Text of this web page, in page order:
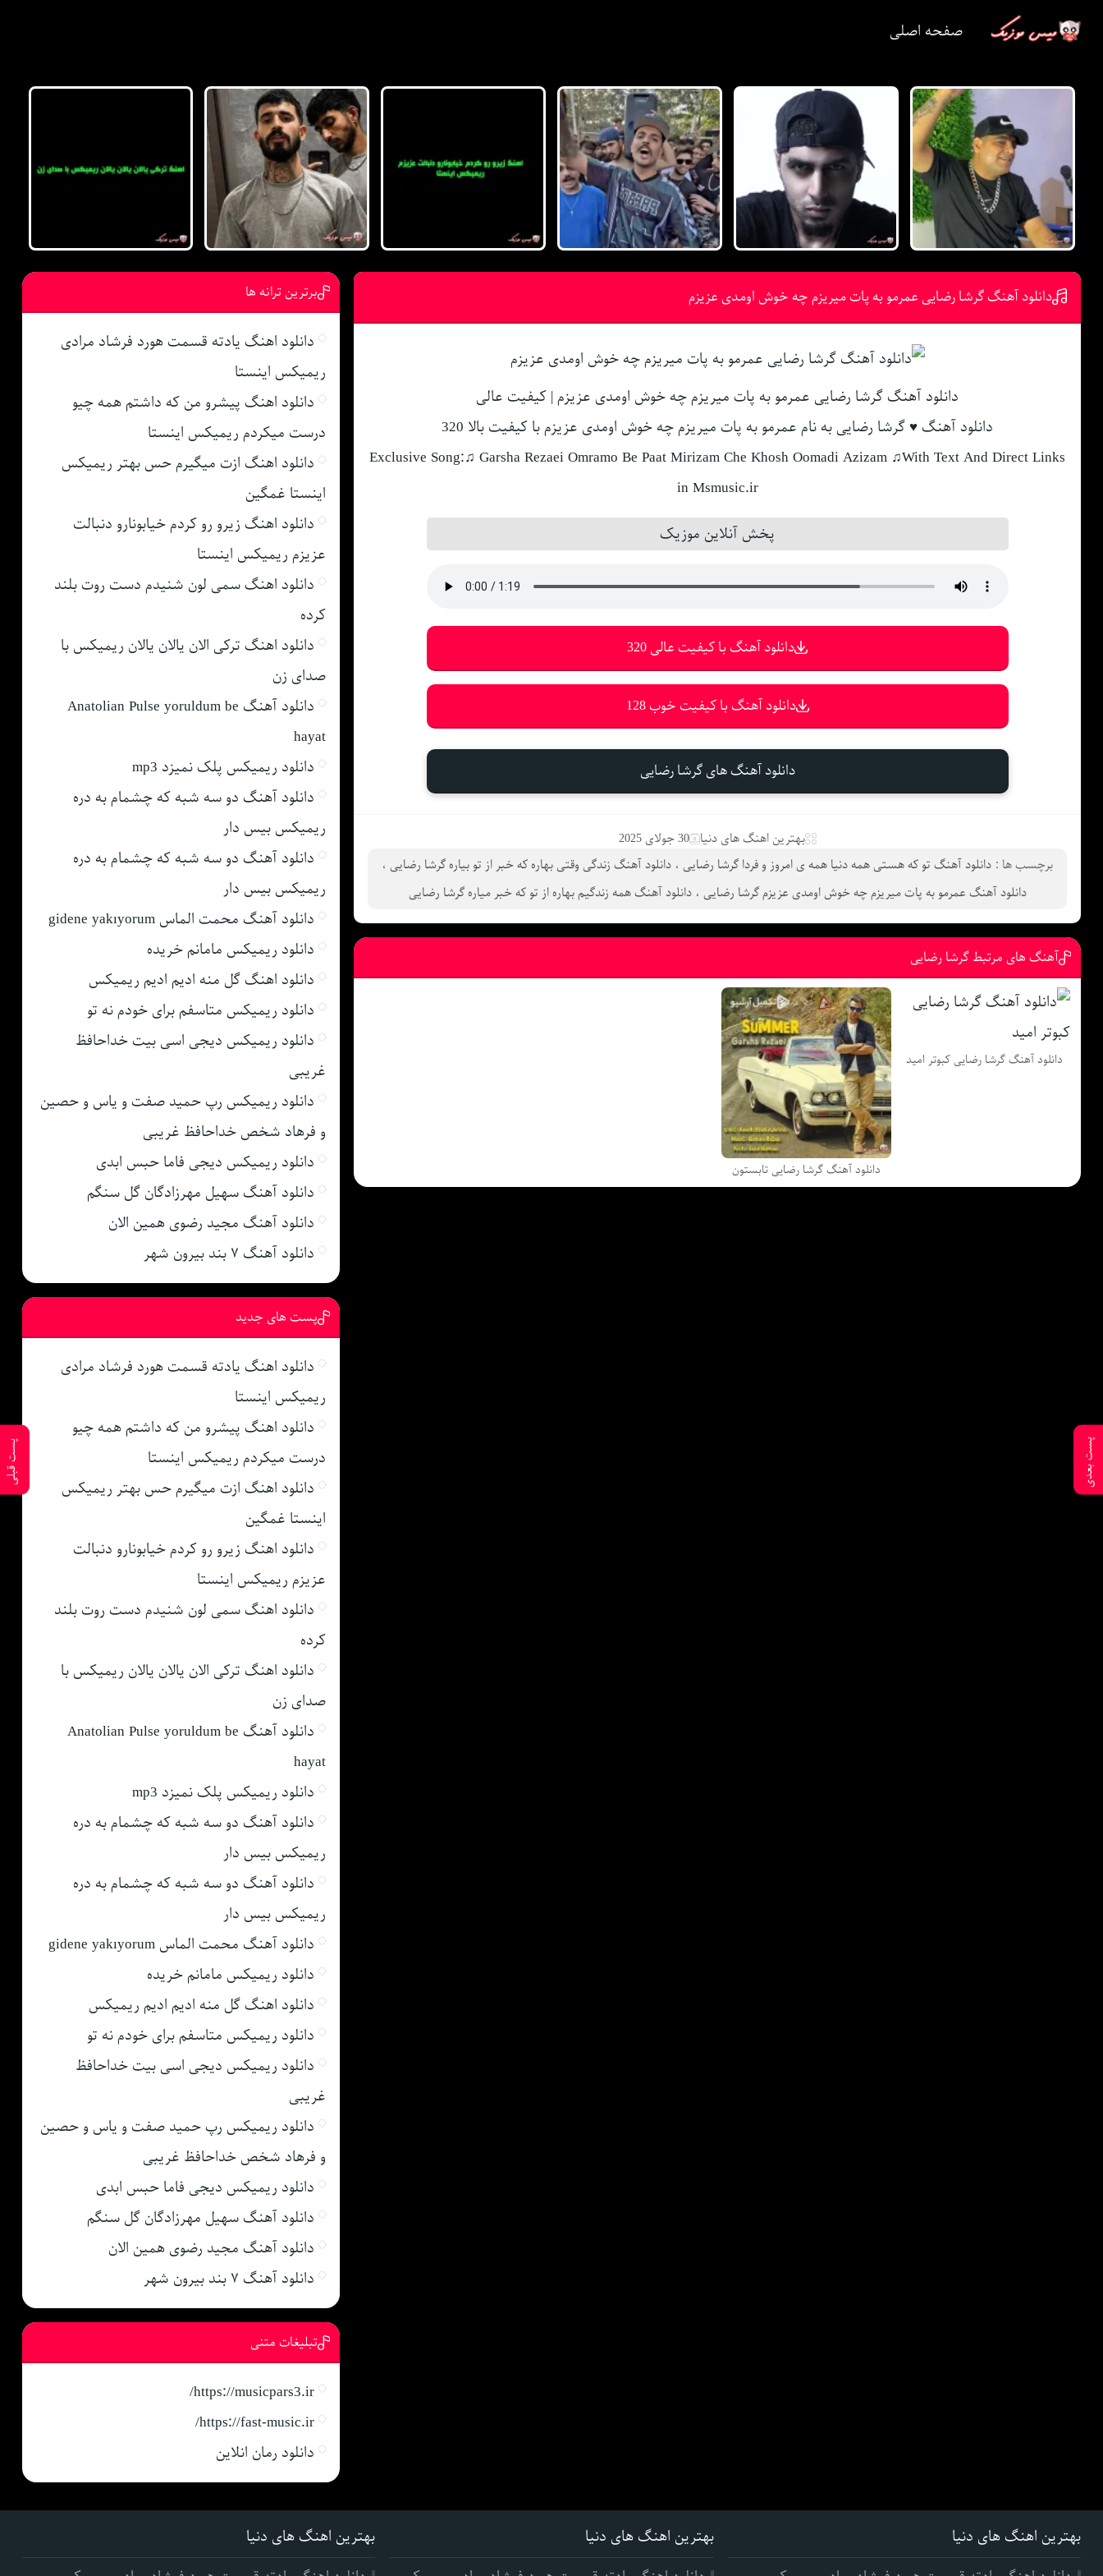
صفحه اصلی
پست بعدی پست قبلی
دانلود آهنگ گرشا رضایی عمرمو به پات میریزم چه خوش اومدی عزیزم
دانلود آهنگ گرشا رضایی عمرمو به پات میریزم چه خوش اومدی عزیزم | کیفیت عالی
دانلود آهنگ ♥ گرشا رضایی به نام عمرمو به پات میریزم چه خوش اومدی عزیزم با کیفیت بالا 320
Exclusive Song:♫ Garsha Rezaei Omramo Be Paat Mirizam Che Khosh Oomadi Azizam ♫With Text And Direct Links
in Msmusic.ir
پخش آنلاین موزیک
دانلود آهنگ با کیفیت عالی 320
دانلود آهنگ با کیفیت خوب 128
دانلود آهنگ های گرشا رضایی
بهترین اهنگ های دنیا 30 جولای 2025
برچسب ها : دانلود آهنگ تو که هستی همه دنیا همه ی امروز و فردا گرشا رضایی ، دانلود آهنگ زندگی وقتی بهاره که خبر از تو بیاره گرشا رضایی ،
دانلود آهنگ عمرمو به پات میریزم چه خوش اومدی عزیزم گرشا رضایی ، دانلود آهنگ همه زندگیم بهاره از تو که خبر میاره گرشا رضایی
آهنگ های مرتبط گرشا رضایی
دانلود آهنگ گرشا رضایی کبوتر امید
دانلود آهنگ گرشا رضایی تابستون
برترین ترانه ها
دانلود اهنگ یادته قسمت هورد فرشاد مرادی
ریمیکس اینستا
دانلود اهنگ پیشرو من که داشتم همه چیو
درست میکردم ریمیکس اینستا
دانلود اهنگ ازت میگیرم حس بهتر ریمیکس
اینستا غمگین
دانلود اهنگ زیرو رو کردم خیابونارو دنبالت
عزیزم ریمیکس اینستا
دانلود اهنگ سمی لون شنیدم دست روت بلند
کرده
دانلود اهنگ ترکی الان یالان یالان ریمیکس با
صدای زن
دانلود آهنگ Anatolian Pulse yoruldum be
hayat
دانلود ریمیکس پلک نمیزد mp3
دانلود آهنگ دو سه شبه که چشمام به دره
ریمیکس بیس دار
دانلود آهنگ دو سه شبه که چشمام به دره
ریمیکس بیس دار
دانلود آهنگ محمت الماس gidene yakıyorum
دانلود ریمیکس مامانم خریده
دانلود اهنگ گل منه ادیم ادیم ریمیکس
دانلود ریمیکس متاسفم برای خودم نه تو
دانلود ریمیکس دیجی اسی بیت خداحافظ
غریبی
دانلود ریمیکس رپ حمید صفت و یاس و حصین
و فرهاد شخص خداحافظ غریبی
دانلود ریمیکس دیجی فاما حبس ابدی
دانلود آهنگ سهیل مهرزادگان گل سنگم
دانلود آهنگ مجید رضوی همین الان
دانلود آهنگ ۷ بند بیرون شهر
پست های جدید
دانلود اهنگ یادته قسمت هورد فرشاد مرادی
ریمیکس اینستا
دانلود اهنگ پیشرو من که داشتم همه چیو
درست میکردم ریمیکس اینستا
دانلود اهنگ ازت میگیرم حس بهتر ریمیکس
اینستا غمگین
دانلود اهنگ زیرو رو کردم خیابونارو دنبالت
عزیزم ریمیکس اینستا
دانلود اهنگ سمی لون شنیدم دست روت بلند
کرده
دانلود اهنگ ترکی الان یالان یالان ریمیکس با
صدای زن
دانلود آهنگ Anatolian Pulse yoruldum be
hayat
دانلود ریمیکس پلک نمیزد mp3
دانلود آهنگ دو سه شبه که چشمام به دره
ریمیکس بیس دار
دانلود آهنگ دو سه شبه که چشمام به دره
ریمیکس بیس دار
دانلود آهنگ محمت الماس gidene yakıyorum
دانلود ریمیکس مامانم خریده
دانلود اهنگ گل منه ادیم ادیم ریمیکس
دانلود ریمیکس متاسفم برای خودم نه تو
دانلود ریمیکس دیجی اسی بیت خداحافظ
غریبی
دانلود ریمیکس رپ حمید صفت و یاس و حصین
و فرهاد شخص خداحافظ غریبی
دانلود ریمیکس دیجی فاما حبس ابدی
دانلود آهنگ سهیل مهرزادگان گل سنگم
دانلود آهنگ مجید رضوی همین الان
دانلود آهنگ ۷ بند بیرون شهر
تبلیغات متنی
https://musicpars3.ir/
https://fast-music.ir/
دانلود رمان انلاین
بهترین اهنگ های دنیا
بهترین اهنگ های دنیا
بهترین اهنگ های دنیا